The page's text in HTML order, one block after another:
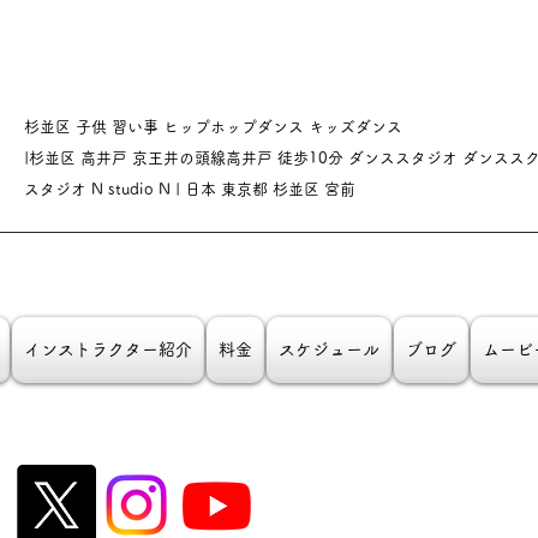
杉並区 子供 習い事 ヒップホップダンス キッズダンス
|杉並区 高井戸 京王井の頭線高井戸 徒歩10分 ダンススタジオ
ダンスス
スタジオ N studio N | 日本 東京都 杉並区 宮前
インストラクター紹介 料金 スケジュール ブログ ムービ